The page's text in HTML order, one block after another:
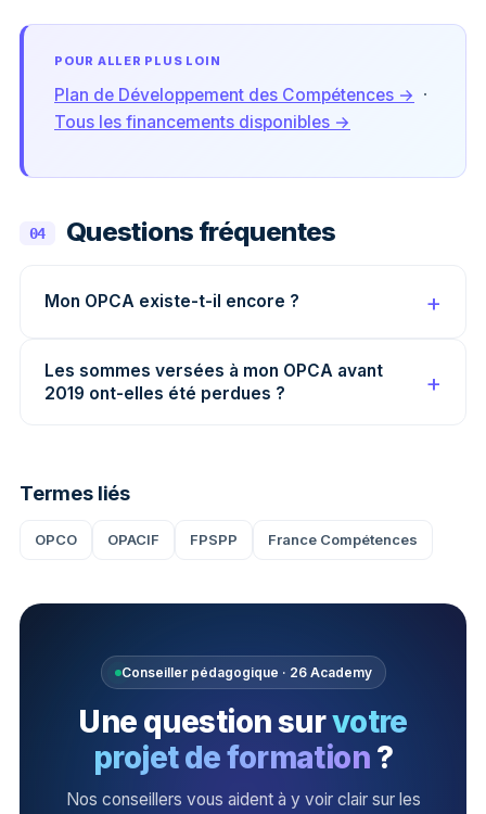
POUR ALLER PLUS LOIN
Plan de Développement des Compétences → ·
Tous les financements disponibles →
04 Questions fréquentes
Mon OPCA existe-t-il encore ?
Les sommes versées à mon OPCA avant
2019 ont-elles été perdues ?
Termes liés
OPCO OPACIF FPSPP France Compétences
Conseiller pédagogique · 26 Academy
Une question survotre
projet de formation ?
Nos conseillers vous aident à y voir clair sur les